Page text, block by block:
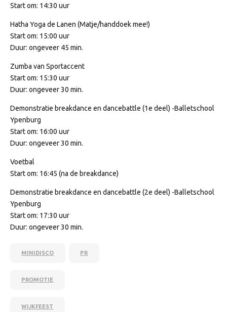
Start om: 14:30 uur
Hatha Yoga de Lanen (Matje/handdoek mee!)
Start om: 15:00 uur
Duur: ongeveer 45 min.
Zumba van Sportaccent
Start om: 15:30 uur
Duur: ongeveer 30 min.
Demonstratie breakdance en dancebattle (1e deel) -Balletschool
Ypenburg
Start om: 16:00 uur
Duur: ongeveer 30 min.
Voetbal
Start om: 16:45 (na de breakdance)
Demonstratie breakdance en dancebattle (2e deel) -Balletschool
Ypenburg
Start om: 17:30 uur
Duur: ongeveer 30 min.
MINIDISCO PR
PROMOTIE
WIJKFEEST